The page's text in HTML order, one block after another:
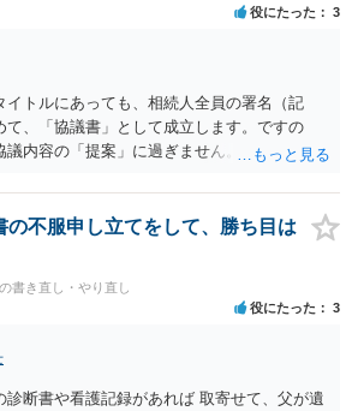
役にたった 3
イトルにあっても、相続人全員の署名（記
て、「協議書」として成立します。ですの
議内容の「提案」に過ぎません。 納得がいか
合、成立させたい相続人が、家庭裁判所に遺
ければなりません。 なお、弁護士の送付状
の（本件であれば４通の）「遺産分割協議
１通だけの作成にとどめる理由が書かれてい
の不服申し立てをして、勝ち目は
書き直し・やり直し
役にたった 3
診断書や看護記録があれば 取寄せて、父が遺